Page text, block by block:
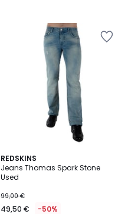
REDSKINS
Jeans Thomas Spark Stone
Used
99,00 €
49,50 € -50%